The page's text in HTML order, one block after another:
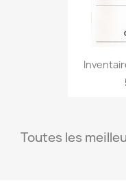
Toutes les